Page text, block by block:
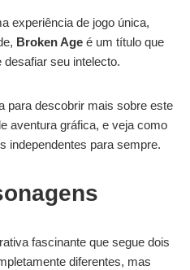
experiência de jogo única,
Broken Age é um título que
seu intelecto.
para descobrir mais sobre este
aventura gráfica, e veja como
independentes para sempre.
fascinante que segue dois
diferentes, mas